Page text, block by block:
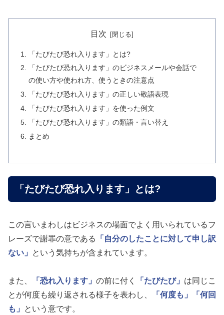
目次
「たびたび恐れ入ります」とは?
「たびたび恐れ入ります」のビジネスメールや会話で
の使い方や使われ方、使うときの注意点
「たびたび恐れ入ります」の正しい敬語表現
「たびたび恐れ入ります」を使った例文
「たびたび恐れ入ります」の類語・言い替え
まとめ
「たびたび恐れ入ります」とは?
この言いまわしはビジネスの場面でよく用いられているフ
レーズで謝罪の意である
「自分のしたことに対して申し訳
ない」
という気持ちが含まれています。
また、 「恐れ入ります」 の前に付く 「たびたび」 は同じこ
とが何度も繰り返される様子を表わし、
「何度も」
「何回
も」
という意です。